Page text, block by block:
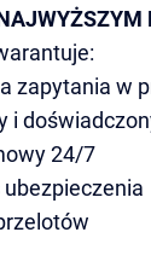
zapytania w
i
24/7
ubezpieczenia